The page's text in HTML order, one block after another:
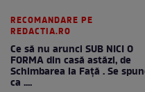
RECOMANDARE PE
REDACTIA.RO
Ce să nu arunci SUB NICI O
FORMA din casă astăzi, de
Schimbarea la Față . Se
ca ....